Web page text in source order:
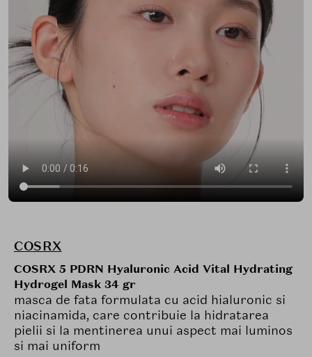
COSRX
COSRX 5 PDRN Hyaluronic Acid Vital Hydrating
Hydrogel Mask 34 gr
masca de fata formulata cu acid hialuronic si
niacinamida, care contribuie la hidratarea
pielii si la mentinerea unui aspect mai luminos
si mai uniform